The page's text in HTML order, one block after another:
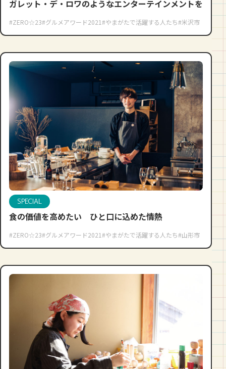
ガレット・デ・ロワのようなエンターテインメントを
#ZERO☆23#グルメアワード2021#やまがたで活躍する人たち#米沢市
SPECIAL
食の価値を高めたい ひと口に込めた情熱
#ZERO☆23#グルメアワード2021#やまがたで活躍する人たち#山形市